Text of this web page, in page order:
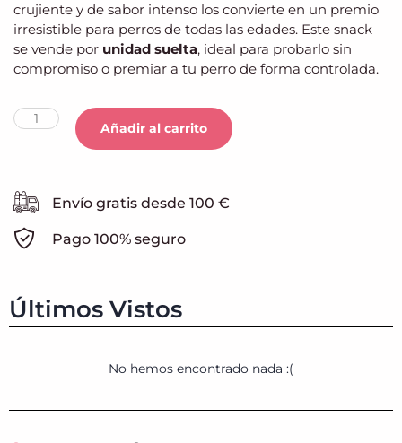
crujiente y de sabor intenso los convierte en un premio
irresistible para perros de todas las edades. Este snack
se vende por unidad suelta, ideal para probarlo sin
compromiso o premiar a tu perro de forma controlada.
Añadir al carrito
Envío gratis desde 100 €
Pago 100% seguro
Últimos Vistos
No hemos encontrado nada :(